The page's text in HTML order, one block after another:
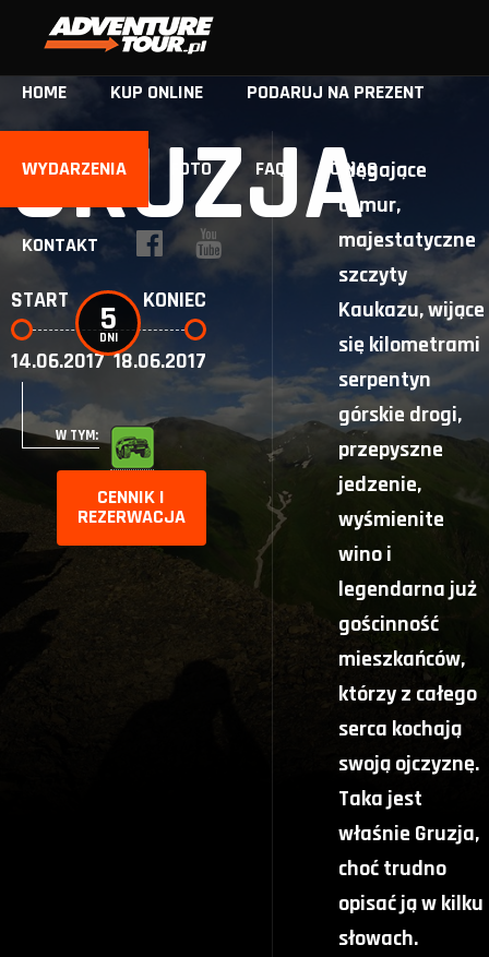
HOME KUP ONLINE PODARUJ NA PREZENT
WYDARZENIA FOTO FAQ O NAS
KONTAKT
GRUZJA
START
14.06.2017
5
DNI
KONIEC
18.06.2017
W TYM:
CENNIK I
REZERWACJA
Sięgające
chmur,
majestatyczne
szczyty
Kaukazu, wijące
się kilometrami
serpentyn
górskie drogi,
przepyszne
jedzenie,
wyśmienite
wino i
legendarna już
gościnność
mieszkańców,
którzy z całego
serca kochają
swoją ojczyznę.
Taka jest
właśnie Gruzja,
choć trudno
opisać ją w kilku
słowach.